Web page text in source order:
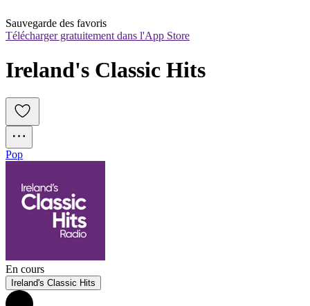
Sauvegarde des favoris
Télécharger gratuitement dans l'App Store
Ireland's Classic Hits
Pop
En cours
Ireland's Classic Hits